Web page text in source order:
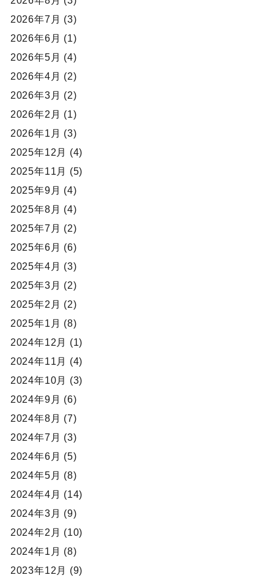
2026年7月 (3)
2026年6月 (1)
2026年5月 (4)
2026年4月 (2)
2026年3月 (2)
2026年2月 (1)
2026年1月 (3)
2025年12月 (4)
2025年11月 (5)
2025年9月 (4)
2025年8月 (4)
2025年7月 (2)
2025年6月 (6)
2025年4月 (3)
2025年3月 (2)
2025年2月 (2)
2025年1月 (8)
2024年12月 (1)
2024年11月 (4)
2024年10月 (3)
2024年9月 (6)
2024年8月 (7)
2024年7月 (3)
2024年6月 (5)
2024年5月 (8)
2024年4月 (14)
2024年3月 (9)
2024年2月 (10)
2024年1月 (8)
2023年12月 (9)